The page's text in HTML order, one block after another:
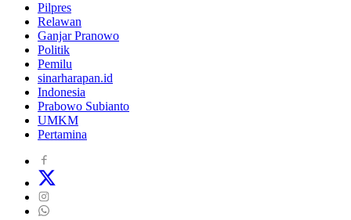
Pilpres
Relawan
Ganjar Pranowo
Politik
Pemilu
sinarharapan.id
Indonesia
Prabowo Subianto
UMKM
Pertamina